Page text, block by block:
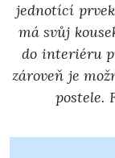
jednotící
má svůj
do interiéru
zároveň je
postele.